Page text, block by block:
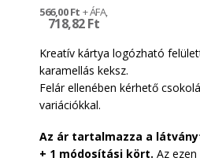
718,82 Ft
566,00 Ft
Kreatív kártya logózható
karamellás keksz.
Felár ellenében kérhető
variációkkal.
Az ár tartalmazza a
+ 1 módosítási kört. Az